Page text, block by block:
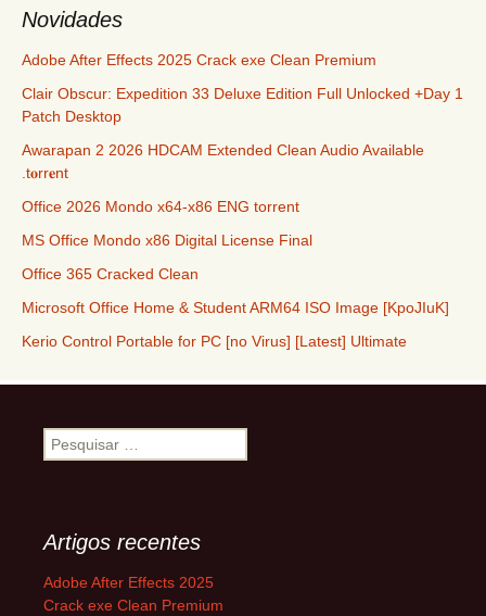
Novidades
Adobe After Effects 2025 Crack exe Clean Premium
Clair Obscur: Expedition 33 Deluxe Edition Full Unlocked +Day 1
Patch Desktop
Awarapan 2 2026 HDCAM Extended Clean Audio Available
.t𝐨rr𝐞nt
Office 2026 Mondo x64-x86 ENG torrent
MS Office Mondo x86 Digital License Final
Office 365 Cracked Clean
Microsoft Office Home & Student ARM64 ISO Image [KpoJIuK]
Kerio Control Portable for PC [no Virus] [Latest] Ultimate
Artigos recentes
Adobe After Effects 2025
Crack exe Clean Premium